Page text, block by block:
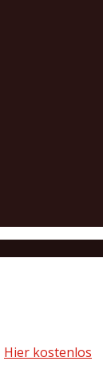
Hier kostenlos